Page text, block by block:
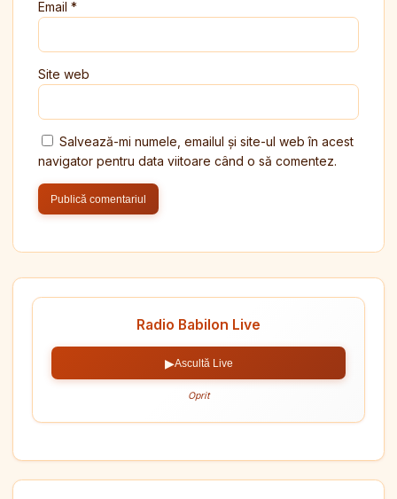
Email *
Site web
Salvează-mi numele, emailul și site-ul web în acest
navigator pentru data viitoare când o să comentez.
Radio Babilon Live
▶Ascultă Live
Oprit